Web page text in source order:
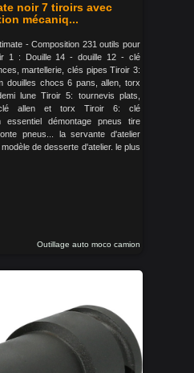
noir 7 tiroirs avec
mécaniq...
- Composition 231 outils pour
1 : Douille 14 - douille 12 - clé
martellerie, clés pipes Tiroir 3:
douilles chocs 6 pans, allen, torx
lune Tiroir 5: tournevis plats,
allen et torx Tiroir 6: clé
essentiel démontage pneus tire
pneus... la servante d'atelier
de desserte d'atelier. le plus
Outillage auto moco camion